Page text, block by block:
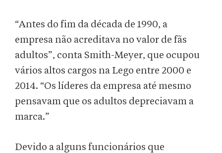
“Antes do fim da década de 1990, a
empresa não acreditava no valor de fãs
adultos”, conta Smith-Meyer, que ocupou
vários altos cargos na Lego entre 2000 e
2014. “Os líderes da empresa até mesmo
pensavam que os adultos depreciavam a
marca.”
Devido a alguns funcionários que